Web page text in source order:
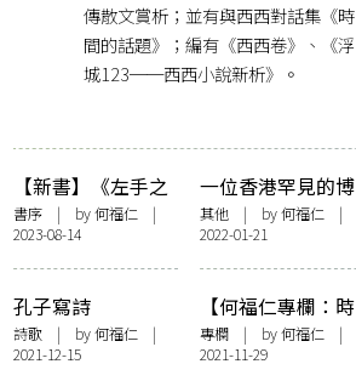
傳散文賞析；並有與西西對話集《時
間的話題》；編有《西西卷》、《浮
城123──西西小說新析》。
【新書】《左手之
思》編者序——重
讀西西的詩（節
錄）
書序 | by何福仁 |
2023-08-14
一位香港罕見的博
學通才逝去了
其他| by何福仁|
2022-01-21
孔子寫詩
詩歌 | by何福仁 |
2021-12-15
【何福仁專欄：時
宜篇】眾聲複調的
《論語》
專欄| by何福仁|
2021-11-29